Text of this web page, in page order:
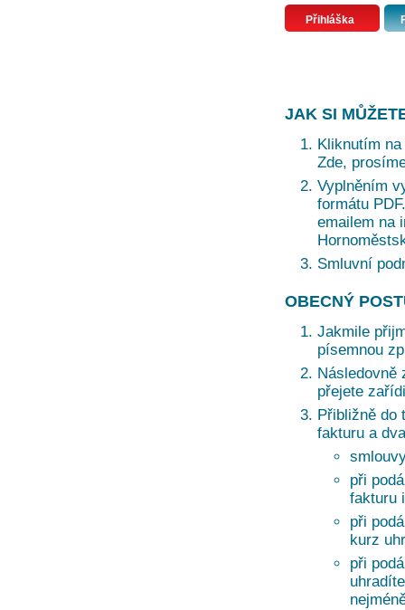
Přihláška
JAK SI
Kliknutím
Zde,
Vyplněním
formátu
emailem na
Smluvní
OBECNÝ
Jakmile
písemnou
Následovně
přejete
Přibližně do
fakturu a
při
fakturu
při
kurz
při